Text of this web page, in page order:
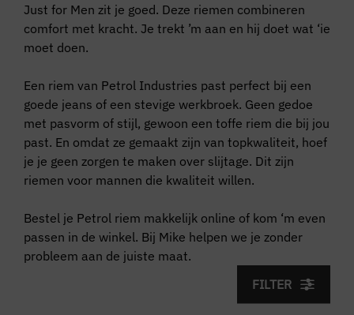
FILTER
Just for Men zit je goed. Deze riemen combineren
comfort met kracht. Je trekt ’m aan en hij doet wat ‘ie
moet doen.
Een riem van Petrol Industries past perfect bij een
goede jeans of een stevige werkbroek. Geen gedoe
met pasvorm of stijl, gewoon een toffe riem die bij jou
past. En omdat ze gemaakt zijn van topkwaliteit, hoef
je je geen zorgen te maken over slijtage. Dit zijn
riemen voor mannen die kwaliteit willen.
Bestel je Petrol riem makkelijk online of kom ‘m even
passen in de winkel. Bij Mike helpen we je zonder
probleem aan de juiste maat.